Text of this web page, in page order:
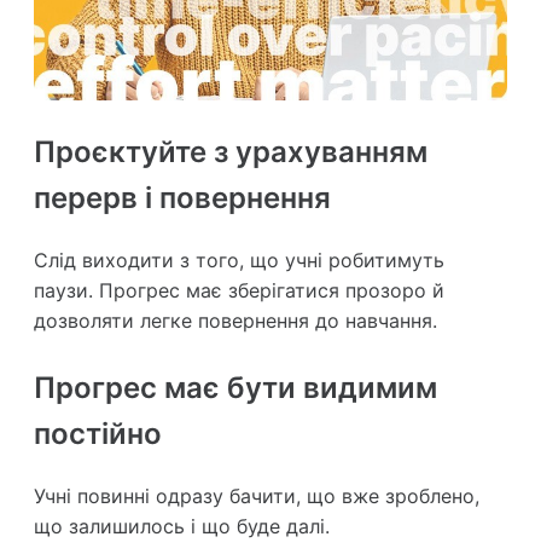
Проєктуйте з урахуванням
перерв і повернення
Слід виходити з того, що учні робитимуть
паузи. Прогрес має зберігатися прозоро й
дозволяти легке повернення до навчання.
Прогрес має бути видимим
постійно
Учні повинні одразу бачити, що вже зроблено,
що залишилось і що буде далі.